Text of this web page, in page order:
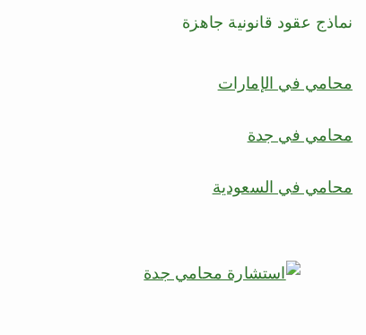
نماذج عقود قانونية جاهزة
محامي في الإمارات
محامي في جدة
محامي في السعودية